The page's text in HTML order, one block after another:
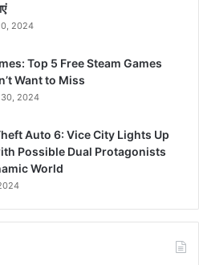
2024
Top 5 Free Steam Games
Want to Miss
30, 2024
Auto 6: Vice City Lights Up
Possible Dual Protagonists
World